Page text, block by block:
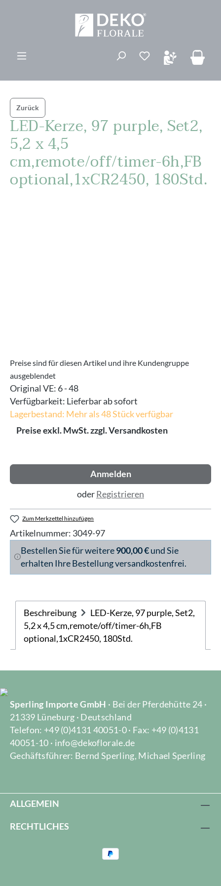
Du hast 0
Zurück
LED-Kerze, 97 purple, Set2,
5,2 x 4,5
cm,remote/off/timer-6h,FB
optional,1xCR2450, 180Std.
Preise sind für diesen Artikel und ihre Kundengruppe
ausgeblendet
Original VE: 6 - 48
Verfügbarkeit: Lieferbar ab sofort
Lagerbestand: Mehr als 48 Stück verfügbar
Preise exkl. MwSt. zzgl. Versandkosten
Anmelden
oderRegistrieren
Zum Merkzettel hinzufügen
Artikelnummer: 3049-97
Bestellen Sie für weitere900,00 €und Sie
erhalten Ihre Bestellung versandkostenfrei.
Beschreibung
LED-Kerze, 97 purple, Set2,
5,2 x 4,5 cm,remote/off/timer-6h,FB
optional,1xCR2450, 180Std.
Sperling Importe GmbH · Bei der Pferdehütte 24 ·
21339 Lüneburg · Deutschland
Telefon: +49 (0)4131 40051-0 · Fax: +49 (0)4131
40051-10 · info@dekoflorale.de
Gechäftsführer: Bernd Sperling, Michael Sperling
ALLGEMEIN
RECHTLICHES